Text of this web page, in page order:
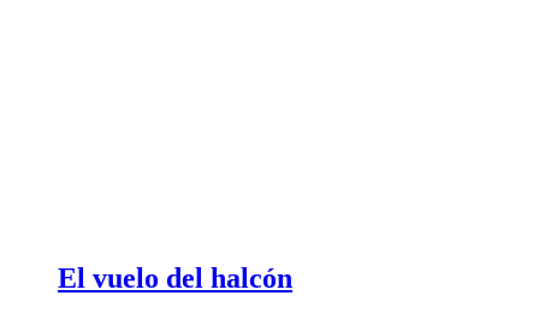
El vuelo del halcón